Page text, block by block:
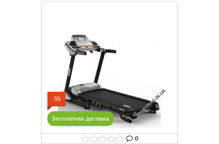
0
Бесплатная доставка
-5%